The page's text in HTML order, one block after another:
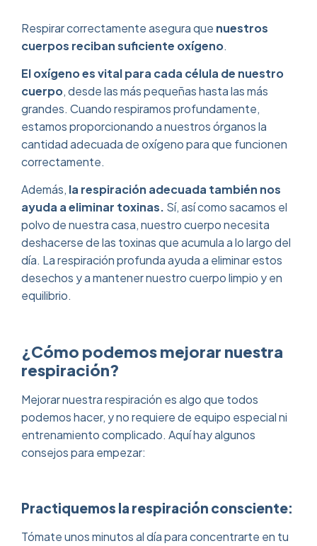
Respirar correctamente asegura que nuestros
cuerpos reciban suficiente oxígeno.
El oxígeno es vital para cada célula de nuestro
cuerpo, desde las más pequeñas hasta las más
grandes. Cuando respiramos profundamente,
estamos proporcionando a nuestros órganos la
cantidad adecuada de oxígeno para que funcionen
correctamente.
Además, la respiración adecuada también nos
ayuda a eliminar toxinas. Sí, así como sacamos el
polvo de nuestra casa, nuestro cuerpo necesita
deshacerse de las toxinas que acumula a lo largo del
día. La respiración profunda ayuda a eliminar estos
desechos y a mantener nuestro cuerpo limpio y en
equilibrio.
¿Cómo podemos mejorar nuestra
respiración?
Mejorar nuestra respiración es algo que todos
podemos hacer, y no requiere de equipo especial ni
entrenamiento complicado. Aquí hay algunos
consejos para empezar:
Practiquemos la respiración consciente:
Tómate unos minutos al día para concentrarte en tu